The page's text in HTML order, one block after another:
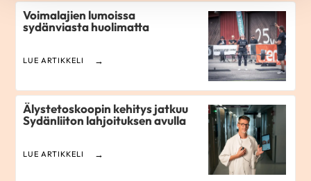
Voimalajien lumoissa
sydänviasta huolimatta
LUE ARTIKKELI
Älystetoskoopin kehitys jatkuu
Sydänliiton lahjoituksen avulla
LUE ARTIKKELI